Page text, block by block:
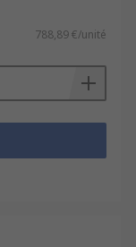
788,89 €/unité